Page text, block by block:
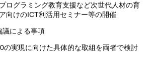
ログラミング教育支援など次世代人材の育
向けのICT利活用セミナー等の開催
議による事項
の実現に向けた具体的な取組を両者で検討